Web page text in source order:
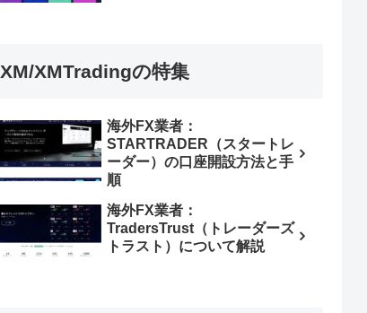
XM/XMTradingの特集
海外FX業者：
STARTRADER（スタートレ
ーダー）の口座開設方法と手
順
海外FX業者：
TradersTrust（トレーダーズ
トラスト）について解説